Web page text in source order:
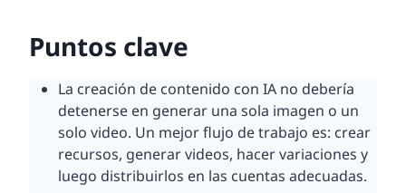
Puntos clave
La creación de contenido con IA no debería
detenerse en generar una sola imagen o un
solo video. Un mejor flujo de trabajo es: crear
recursos, generar videos, hacer variaciones y
luego distribuirlos en las cuentas adecuadas.